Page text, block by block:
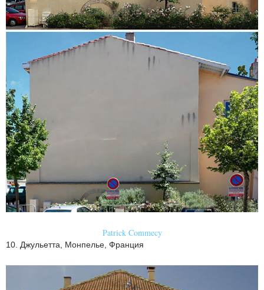
Patrick Commecy
10. Джульетта, Монпелье, Франция